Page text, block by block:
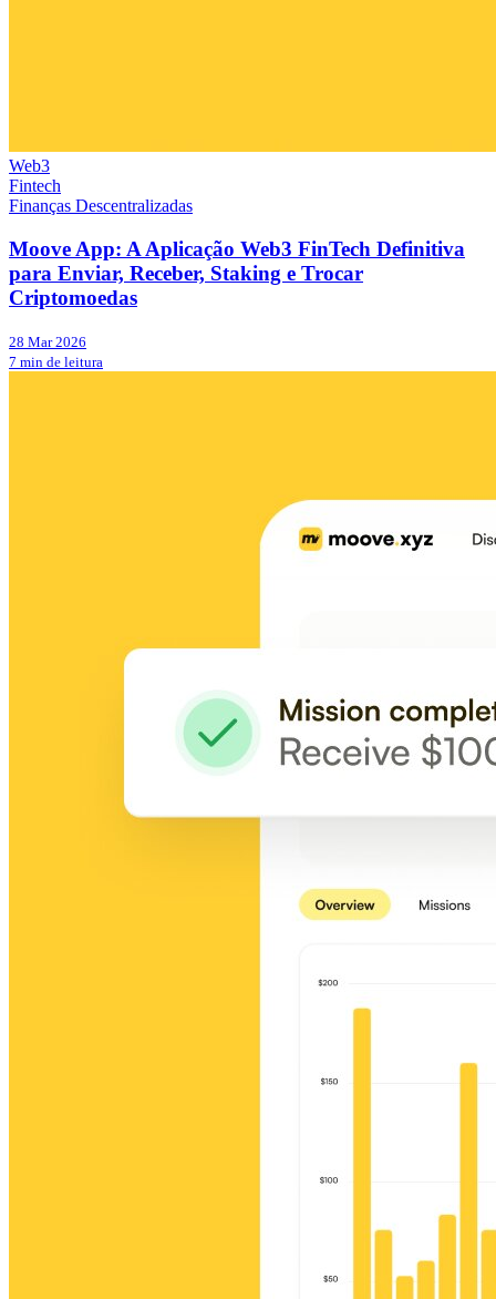
Web3
Fintech
Finanças Descentralizadas
Moove App: A Aplicação Web3 FinTech Definitiva
para Enviar, Receber, Staking e Trocar
Criptomoedas
28 Mar 2026
7 min de leitura